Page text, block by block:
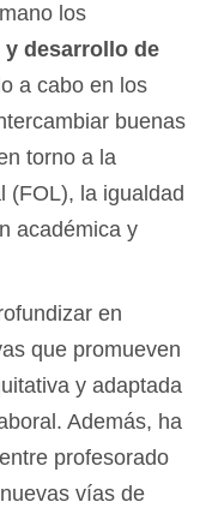
los
desarrollo de
a cabo en los
buenas
torno a la
(FOL), la igualdad
académica y
en
que promueven
y adaptada
Además, ha
profesorado
vías de